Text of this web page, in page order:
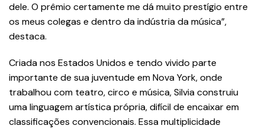
dele. O prêmio certamente me dá muito prestígio entre
os meus colegas e dentro da indústria da música”,
destaca.
Criada nos Estados Unidos e tendo vivido parte
importante de sua juventude em Nova York, onde
trabalhou com teatro, circo e música, Silvia construiu
uma linguagem artística própria, difícil de encaixar em
classificações convencionais. Essa multiplicidade